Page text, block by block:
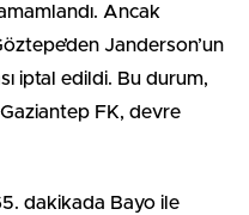
Ancak
Janderson’un
iptal edildi. Bu durum,
FK, devre
dakikada Bayo ile